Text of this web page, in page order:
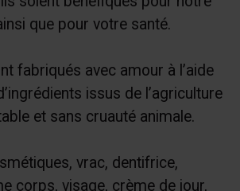
que pour votre santé.
fabriqués avec amour à l’aide
issus de l’agriculture
et sans cruauté animale.
vrac, dentifrice,
corps, visage, crème de jour,